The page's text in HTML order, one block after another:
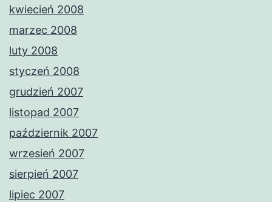
kwiecień 2008
marzec 2008
luty 2008
styczeń 2008
grudzień 2007
listopad 2007
październik 2007
wrzesień 2007
sierpień 2007
lipiec 2007